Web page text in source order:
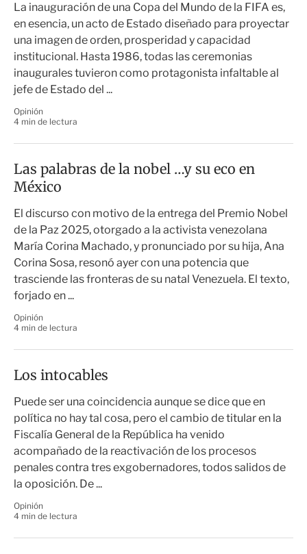
La inauguración de una Copa del Mundo de la FIFA es,
en esencia, un acto de Estado diseñado para proyectar
una imagen de orden, prosperidad y capacidad
institucional. Hasta 1986, todas las ceremonias
inaugurales tuvieron como protagonista infaltable al
jefe de Estado del ...
Opinión
4 min de lectura
Las palabras de la nobel …y su eco en
México
El discurso con motivo de la entrega del Premio Nobel
de la Paz 2025, otorgado a la activista venezolana
María Corina Machado, y pronunciado por su hija, Ana
Corina Sosa, resonó ayer con una potencia que
trasciende las fronteras de su natal Venezuela. El texto,
forjado en ...
Opinión
4 min de lectura
Los intocables
Puede ser una coincidencia aunque se dice que en
política no hay tal cosa, pero el cambio de titular en la
Fiscalía General de la República ha venido
acompañado de la reactivación de los procesos
penales contra tres exgobernadores, todos salidos de
la oposición. De ...
Opinión
4 min de lectura